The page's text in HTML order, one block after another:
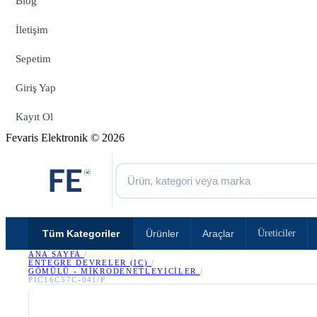
İletişim
Sepetim
Giriş Yap
Kayıt Ol
Fevaris Elektronik © 2026
Tüm Kategoriler Ürünler Araçlar Üreticiler
ANA SAYFA /
ENTEGRE DEVRELER (IC) /
GÖMÜLÜ - MIKRODENETLEYICILER
/
PIC16C57C-04I/P